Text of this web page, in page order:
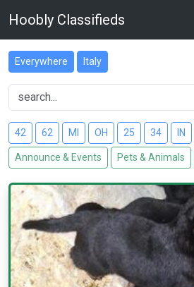
Hoobly Classifieds
Everywhere Italy
42 62 MI OH 25 34 IN
Announce & Events Pets & Animals